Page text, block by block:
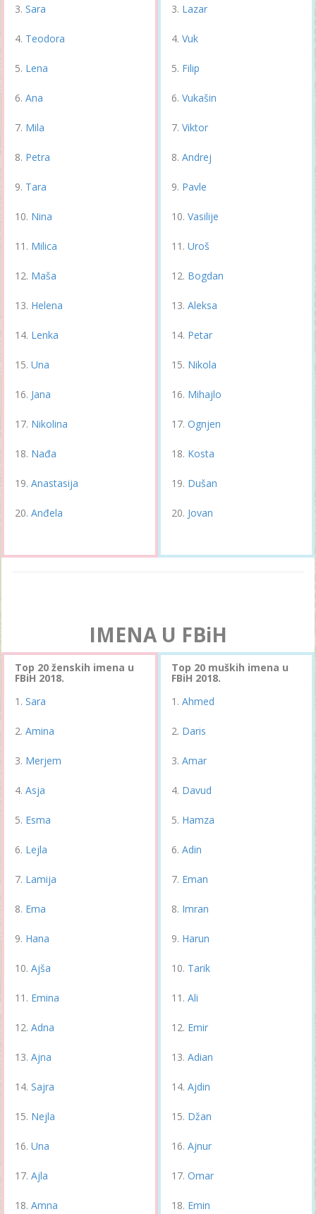
Sara
Teodora
Lena
Ana
Mila
Petra
Tara
Nina
Milica
Maša
Helena
Lenka
Una
Jana
Nikolina
Nađa
Anastasija
Anđela
Lazar
Vuk
Filip
Vukašin
Viktor
Andrej
Pavle
Vasilije
Uroš
Bogdan
Aleksa
Petar
Nikola
Mihajlo
Ognjen
Kosta
Dušan
Jovan
IMENA U FBiH
Top 20 ženskih imena u
FBiH 2018.
Sara
Amina
Merjem
Asja
Esma
Lejla
Lamija
Ema
Hana
Ajša
Emina
Adna
Ajna
Sajra
Nejla
Una
Ajla
Amna
Top 20 muških imena u
FBiH 2018.
Ahmed
Daris
Amar
Davud
Hamza
Adin
Eman
Imran
Harun
Tarik
Ali
Emir
Adian
Ajdin
Džan
Ajnur
Omar
Emin